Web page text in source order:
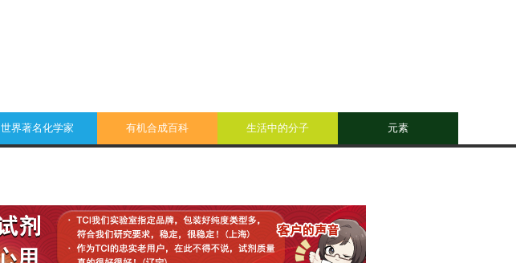
世界著名化学家 有机合成百科 生活中的分子 元素